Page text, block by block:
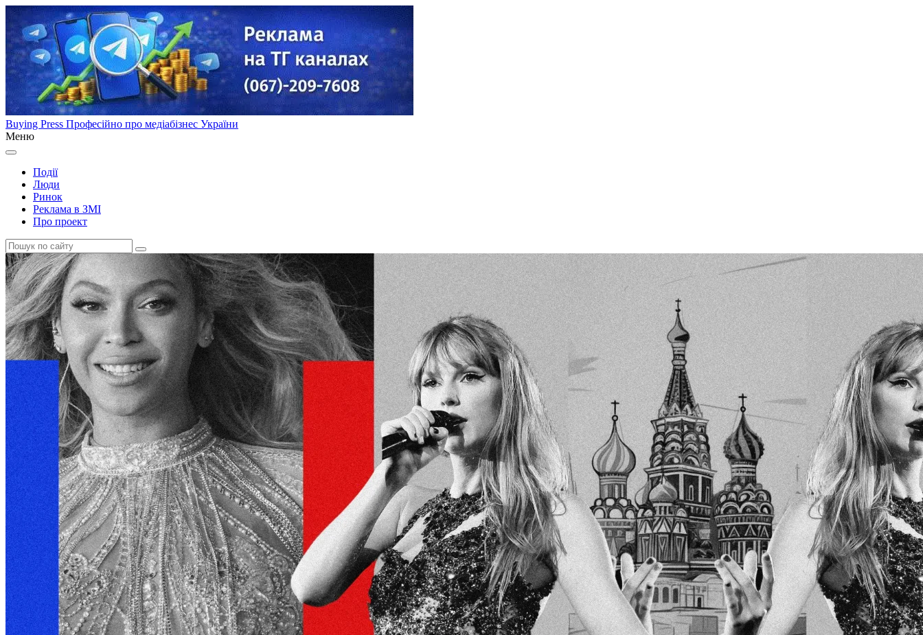
Buying Press Професійно про медіабізнес України
Меню
Події
Люди
Ринок
Реклама в ЗМІ
Про проект